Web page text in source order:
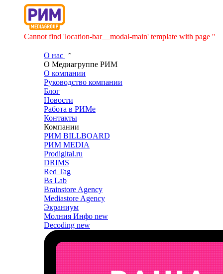
Cannot find 'location-bar__modal-main' template with page ''
О нас
О Медиагруппе РИМ
О компании
Руководство компании
Блог
Новости
Работа в РИМе
Контакты
Компании
РИМ BILLBOARD
РИМ MEDIA
Prodigital.ru
DRIMS
Red Tag
Bs Lab
Brainstore Agency
Mediastore Agency
Экраниум
Молния Инфо new
Decoding new